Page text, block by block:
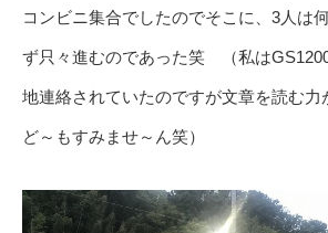
コンビニ集合でしたのでそこに、3人は
ず只々進むのであった笑 （私は
地連絡されていたのですが文章を読む力
ど～もすみませ～ん笑）